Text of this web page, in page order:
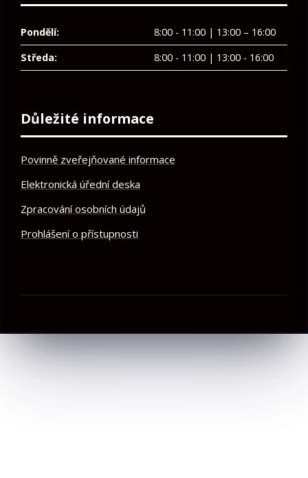
Pondělí:
8:00 - 11:00 | 13:00 – 16:00
Středa:
8:00 - 11:00 | 13:00 - 16:00
Důležité informace
Povinně zveřejňované informace
Elektronická úřední deska
Zpracování osobních údajů
Prohlášení o přístupnosti